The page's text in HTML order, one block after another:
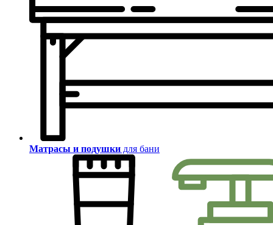
Матрасы и подушки для бани